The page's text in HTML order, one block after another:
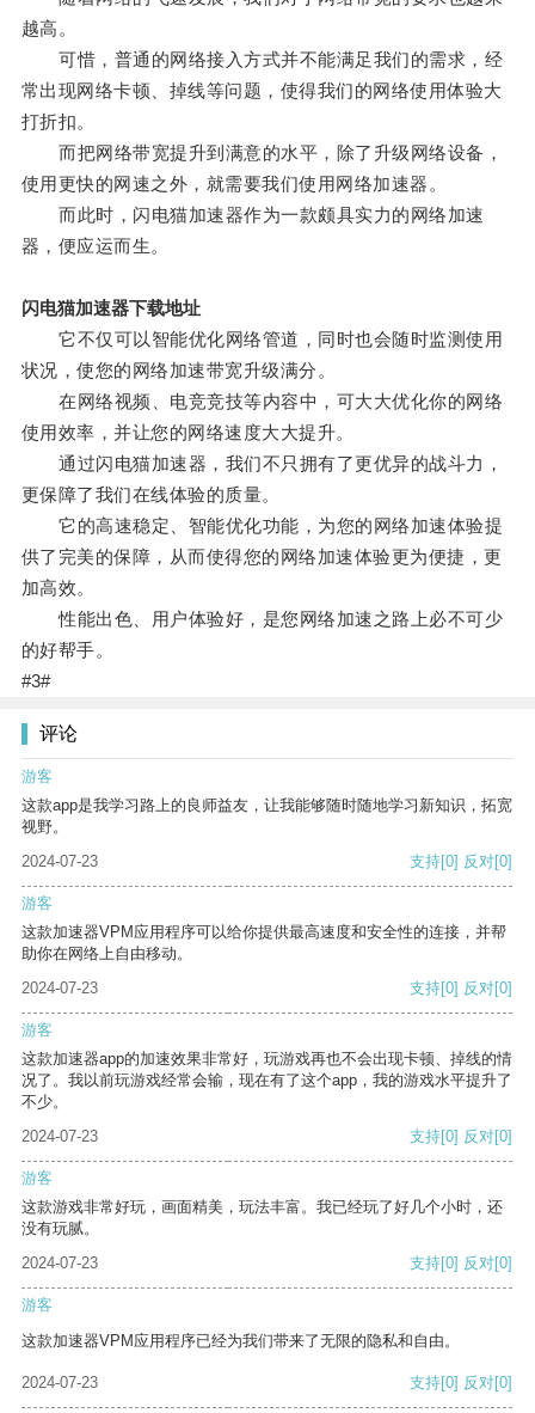
越高。
可惜，普通的网络接入方式并不能满足我们的需求，经
常出现网络卡顿、掉线等问题，使得我们的网络使用体验大
打折扣。
而把网络带宽提升到满意的水平，除了升级网络设备，
使用更快的网速之外，就需要我们使用网络加速器。
而此时，闪电猫加速器作为一款颇具实力的网络加速
器，便应运而生。
闪电猫加速器下载地址
它不仅可以智能优化网络管道，同时也会随时监测使用
状况，使您的网络加速带宽升级满分。
在网络视频、电竞竞技等内容中，可大大优化你的网络
使用效率，并让您的网络速度大大提升。
通过闪电猫加速器，我们不只拥有了更优异的战斗力，
更保障了我们在线体验的质量。
它的高速稳定、智能优化功能，为您的网络加速体验提
供了完美的保障，从而使得您的网络加速体验更为便捷，更
加高效。
性能出色、用户体验好，是您网络加速之路上必不可少
的好帮手。
#3#
评论
游客
这款app是我学习路上的良师益友，让我能够随时随地学习新知识，拓宽
视野。
2024-07-23
支持[0] 反对[0]
游客
这款加速器VPM应用程序可以给你提供最高速度和安全性的连接，并帮
助你在网络上自由移动。
2024-07-23
支持[0] 反对[0]
游客
这款加速器app的加速效果非常好，玩游戏再也不会出现卡顿、掉线的情
况了。我以前玩游戏经常会输，现在有了这个app，我的游戏水平提升了
不少。
2024-07-23
支持[0] 反对[0]
游客
这款游戏非常好玩，画面精美，玩法丰富。我已经玩了好几个小时，还
没有玩腻。
2024-07-23
支持[0] 反对[0]
游客
这款加速器VPM应用程序已经为我们带来了无限的隐私和自由。
2024-07-23 支持[0] 反对[0]